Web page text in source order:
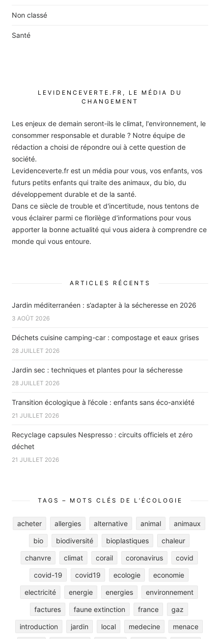
Non classé
Santé
LEVIDENCEVERTE.FR, LE MÉDIA DU
CHANGEMENT
Les enjeux de demain seront-ils le climat, l'environnement, le
consommer responsable et durable ? Notre équipe de
rédaction a choisi de répondre oui à cette question de
société.
Levidenceverte.fr est un média pour vous, vos enfants, vos
futurs petits enfants qui traite des animaux, du bio, du
développement durable et de la santé.
Dans ce siècle de trouble et d'incertitude, nous tentons de
vous éclairer parmi ce florilège d'informations pour vous
apporter la bonne actualité qui vous aidera à comprendre ce
monde qui vous entoure.
ARTICLES RÉCENTS
Jardin méditerranéen : s’adapter à la sécheresse en 2026
3 AOÛT 2026
Déchets cuisine camping-car : compostage et eaux grises
28 JUILLET 2026
Jardin sec : techniques et plantes pour la sécheresse
28 JUILLET 2026
Transition écologique à l’école : enfants sans éco-anxiété
21 JUILLET 2026
Recyclage capsules Nespresso : circuits officiels et zéro
déchet
21 JUILLET 2026
TAGS – MOTS CLÉS DE L’ÉCOLOGIE
acheter allergies alternative animal animaux
bio biodiversité bioplastiques chaleur
chanvre climat corail coronavirus covid
covid-19 covid19 ecologie economie
electricité energie energies environnement
factures faune extinction france gaz
introduction jardin local medecine menace